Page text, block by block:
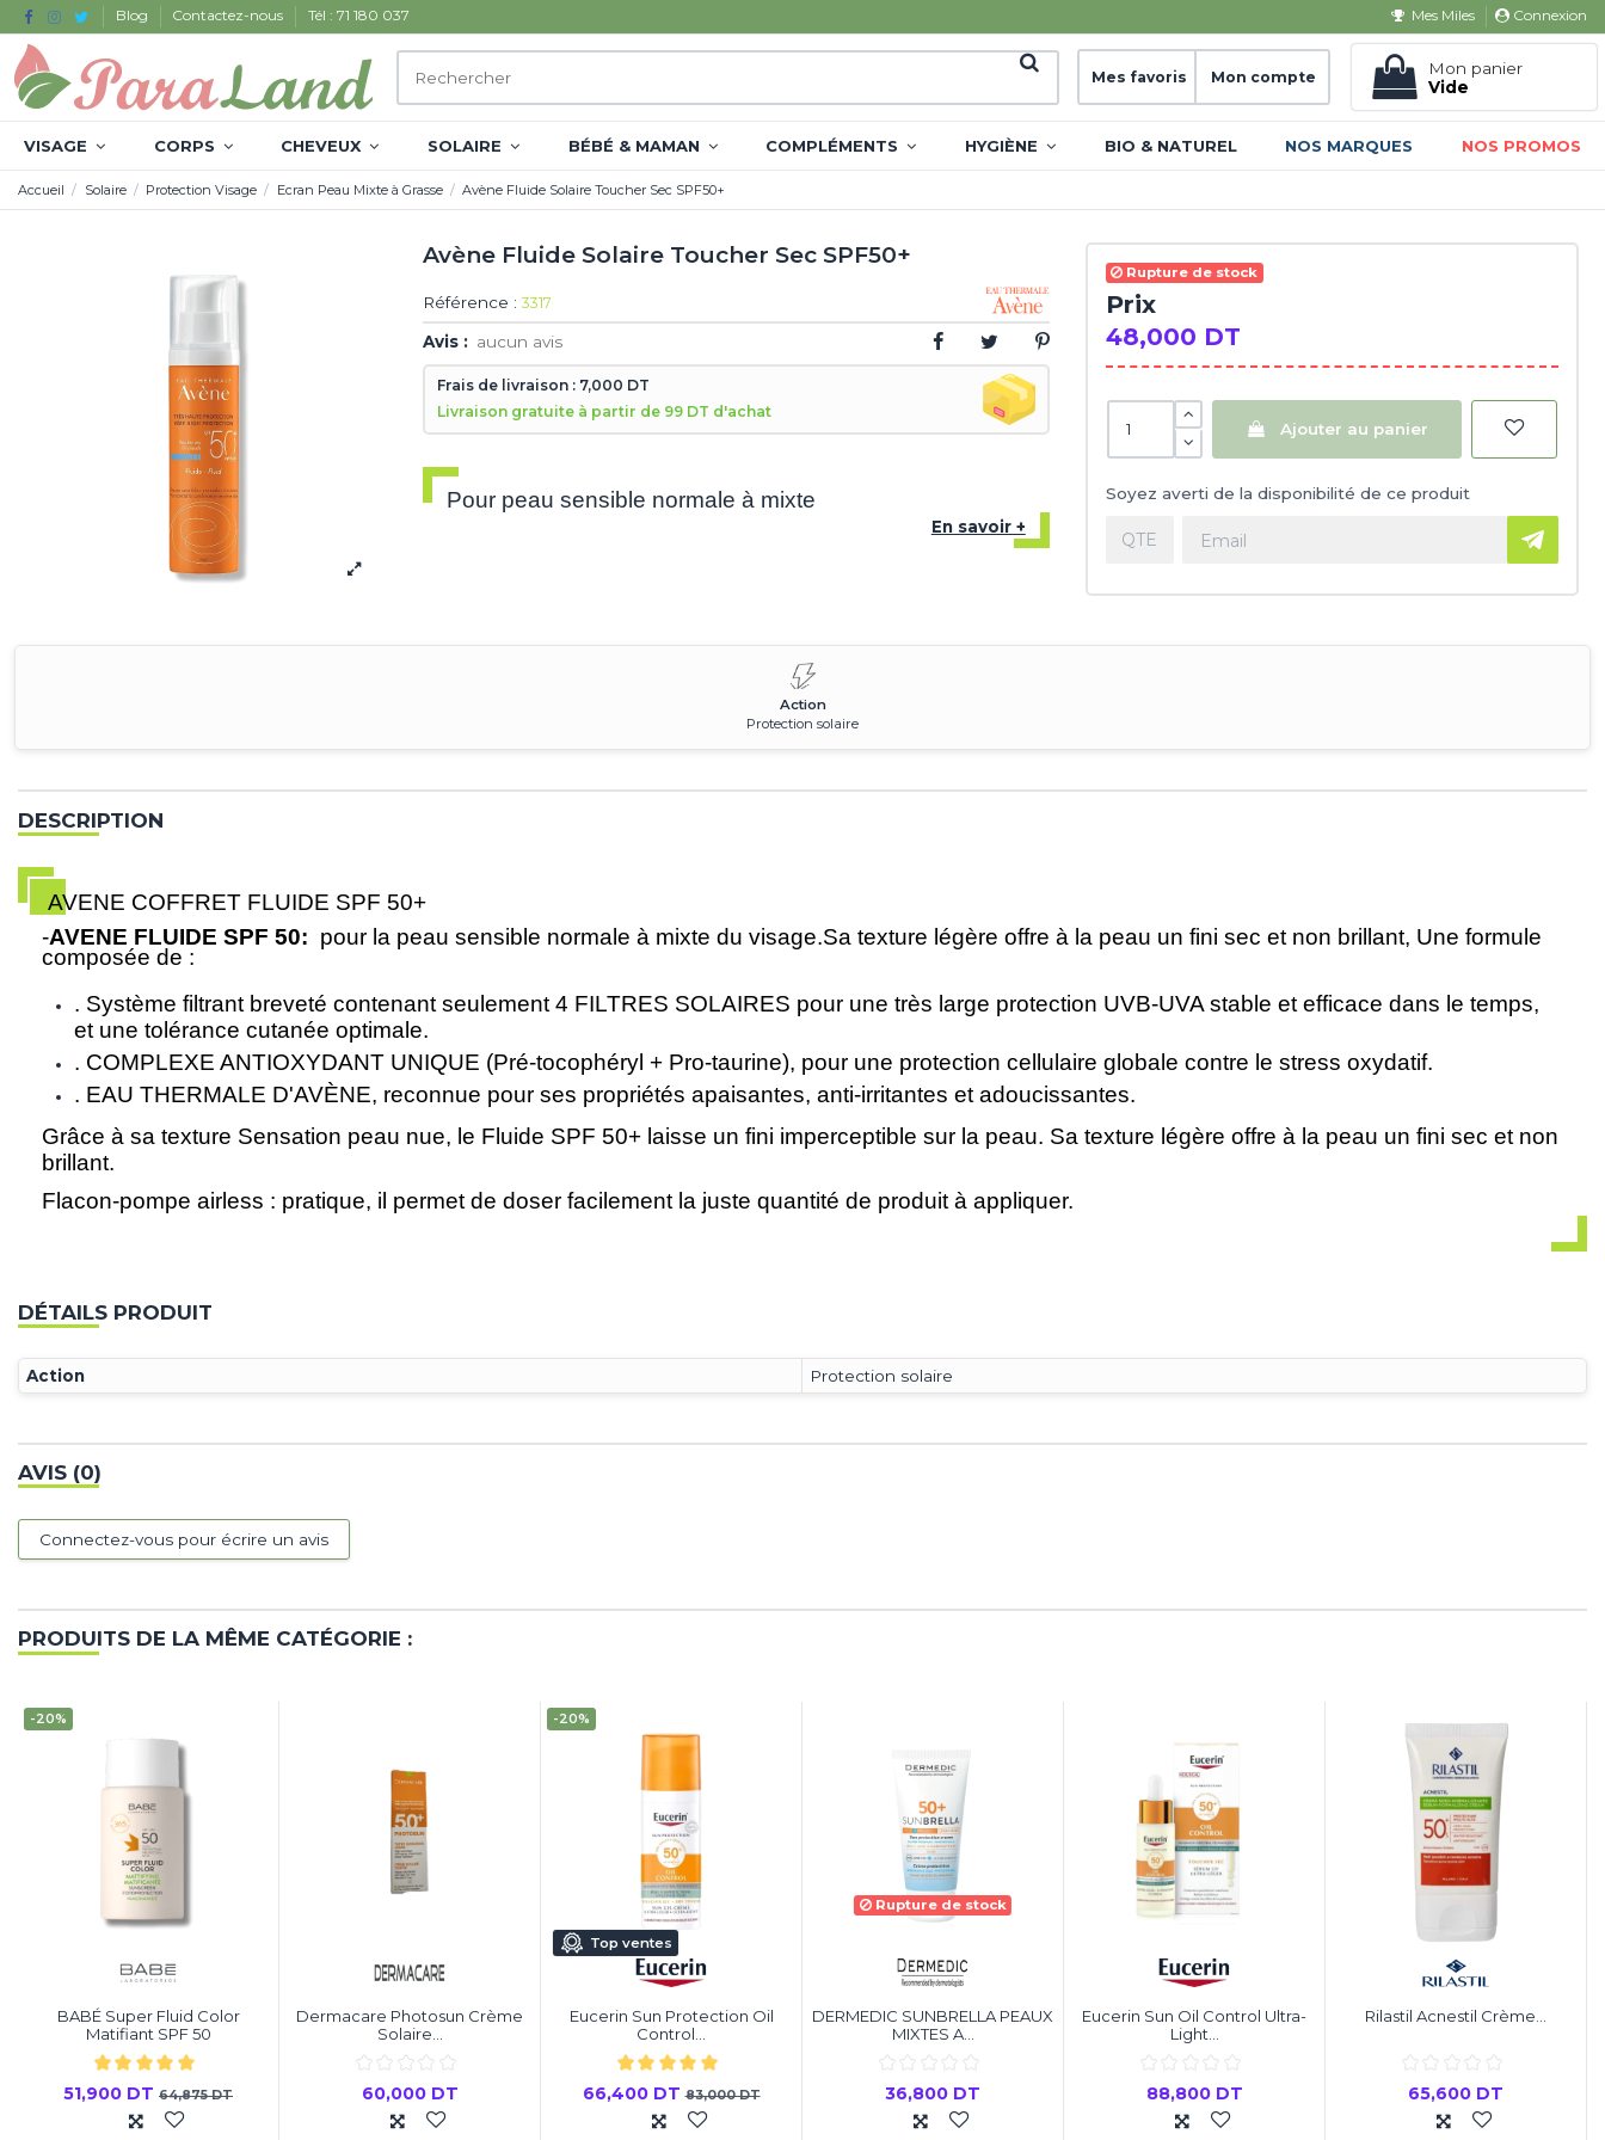
Blog Contactez-nous Tél : 71 180 037 Mes Miles Connexion
Mes favoris Mon compte
Mon panier
Vide
VISAGE CORPS CHEVEUX SOLAIRE BÉBÉ & MAMAN COMPLÉMENTS HYGIÈNE BIO & NATUREL NOS MARQUES NOS PROMOS
Accueil Solaire Protection Visage Ecran Peau Mixte à Grasse Avène Fluide Solaire Toucher Sec SPF50+
Avène Fluide Solaire Toucher Sec SPF50+
Référence : 3317
Avis : aucun avis
Frais de livraison : 7,000 DT
Livraison gratuite à partir de 99 DT d'achat
Pour peau sensible normale à mixte
En savoir +
Rupture de stock
Prix
48,000 DT
Ajouter au panier
Soyez averti de la disponibilité de ce produit
Action
Protection solaire
DESCRIPTION
AVENE COFFRET FLUIDE SPF 50+
-AVENE FLUIDE SPF 50: pour la peau sensible normale à mixte du visage.Sa texture légère offre à la peau un fini sec et non brillant, Une formule
composée de :
. Système filtrant breveté contenant seulement 4 FILTRES SOLAIRES pour une très large protection UVB-UVA stable et efficace dans le temps,
et une tolérance cutanée optimale.
. COMPLEXE ANTIOXYDANT UNIQUE (Pré-tocophéryl + Pro-taurine), pour une protection cellulaire globale contre le stress oxydatif.
. EAU THERMALE D'AVÈNE, reconnue pour ses propriétés apaisantes, anti-irritantes et adoucissantes.
Grâce à sa texture Sensation peau nue, le Fluide SPF 50+ laisse un fini imperceptible sur la peau. Sa texture légère offre à la peau un fini sec et non
brillant.
Flacon-pompe airless : pratique, il permet de doser facilement la juste quantité de produit à appliquer.
DÉTAILS PRODUIT
Action Protection solaire
AVIS (0)
Connectez-vous pour écrire un avis
PRODUITS DE LA MÊME CATÉGORIE :
-20%
BABÉ Super Fluid Color
Matifiant SPF 50
51,900 DT 64,875 DT
Dermacare Photosun Crème
Solaire...
60,000 DT
Top ventes
-20%
Eucerin Sun Protection Oil
Control...
66,400 DT83,000 DT
Rupture de stock
DERMEDIC SUNBRELLA PEAUX
MIXTES A...
36,800 DT
Eucerin Sun Oil Control Ultra-
Light...
88,800 DT
Rilastil Acnestil Crème...
65,600 DT